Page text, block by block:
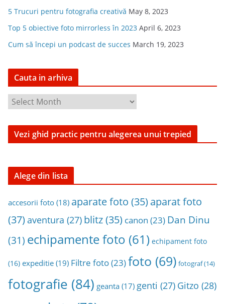
5 Trucuri pentru fotografia creativă May 8, 2023
Top 5 obiective foto mirrorless în 2023 April 6, 2023
Cum să începi un podcast de succes March 19, 2023
Cauta in arhiva
a
u
a
r
i
v
Vezi ghid practic pentru alegerea unui trepied
Alege din lista
accesorii foto (18) aparate foto (35) aparat foto
(37) aventura (27) blitz(35) canon (23) Dan Dinu
(31) echipamente foto (61) echipament foto
(16) expeditie (19) Filtre foto(23)foto (69) fotograf(14)
fotografie (84) geanta (17) genti (27) Gitzo (28)